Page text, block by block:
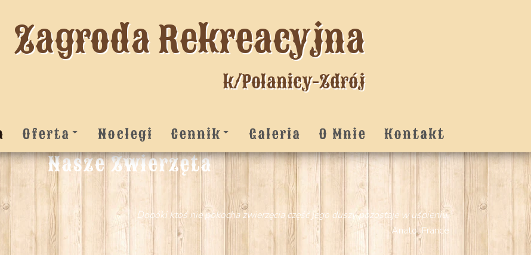
Zagroda Rekreacyjna
k/Polanicy-Zdrój
Oferta Noclegi Cennik Galeria O Mnie Kontakt
Nasze Zwierzęta
Dopóki ktoś nie pokocha zwierzęcia część jego duszy pozostaje w uśpieniu.
Anatol France